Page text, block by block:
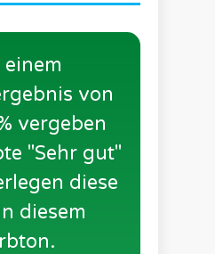
einem
von
vergeben
"Sehr gut"
diese
diesem